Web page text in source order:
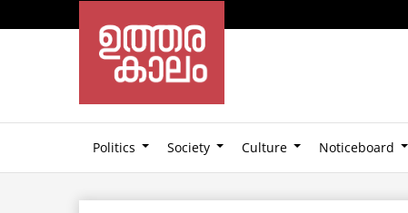
Politics Society Culture Noticeboard